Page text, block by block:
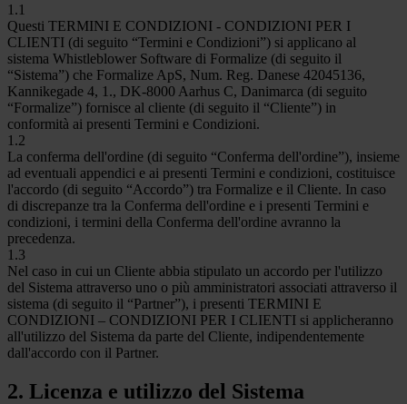
1.1
Questi TERMINI E CONDIZIONI - CONDIZIONI PER I
CLIENTI (di seguito “Termini e Condizioni”) si applicano al
sistema Whistleblower Software di Formalize (di seguito il
“Sistema”) che Formalize ApS, Num. Reg. Danese 42045136,
Kannikegade 4, 1., DK-8000 Aarhus C, Danimarca (di seguito
“Formalize”) fornisce al cliente (di seguito il “Cliente”) in
conformità ai presenti Termini e Condizioni.
1.2
La conferma dell'ordine (di seguito “Conferma dell'ordine”), insieme
ad eventuali appendici e ai presenti Termini e condizioni, costituisce
l'accordo (di seguito “Accordo”) tra Formalize e il Cliente. In caso
di discrepanze tra la Conferma dell'ordine e i presenti Termini e
condizioni, i termini della Conferma dell'ordine avranno la
precedenza.
1.3
Nel caso in cui un Cliente abbia stipulato un accordo per l'utilizzo
del Sistema attraverso uno o più amministratori associati attraverso il
sistema (di seguito il “Partner”), i presenti TERMINI E
CONDIZIONI – CONDIZIONI PER I CLIENTI si applicheranno
all'utilizzo del Sistema da parte del Cliente, indipendentemente
dall'accordo con il Partner.
2. Licenza e utilizzo del Sistema